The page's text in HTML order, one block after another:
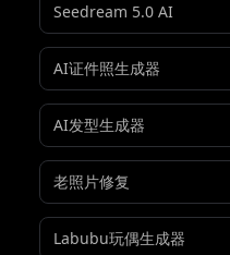
Seedream 5.0 AI
AI证件照生成器
AI发型生成器
老照片修复
Labubu玩偶生成器